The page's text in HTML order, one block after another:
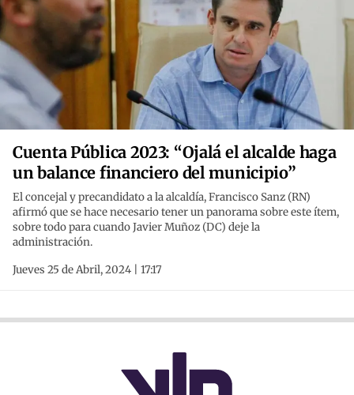
Cuenta Pública 2023: “Ojalá el alcalde haga
un balance financiero del municipio”
El concejal y precandidato a la alcaldía, Francisco Sanz (RN)
afirmó que se hace necesario tener un panorama sobre este ítem,
sobre todo para cuando Javier Muñoz (DC) deje la
administración.
Jueves 25 de Abril, 2024 | 17:17